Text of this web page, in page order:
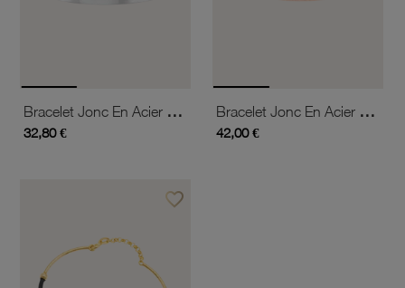
Bracelet Jonc En Acier Et Laque
32,80 €
Bracelet Jonc En Acier Rose, Motif Imprimé
42,00 €
favorite_borderAjouter à vos favoris